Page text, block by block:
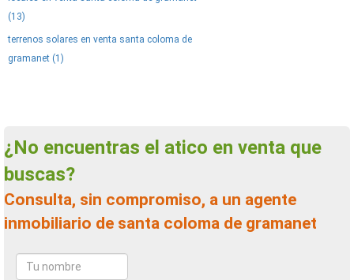
(13)
terrenos solares en venta santa coloma de
gramanet (1)
¿No encuentras el atico en venta que
buscas?
Consulta, sin compromiso, a un agente
inmobiliario de santa coloma de gramanet